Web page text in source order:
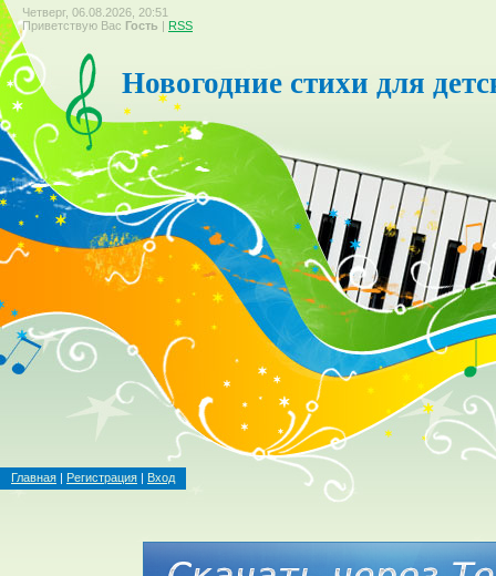
Четверг, 06.08.2026, 20:51
Приветствую Вас Гость | RSS
Новогодние стихи для
Главная | Регистрация | Вход